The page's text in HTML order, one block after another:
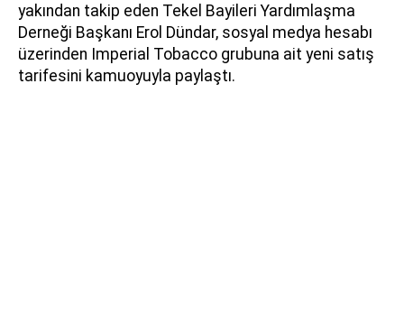
yakından takip eden Tekel Bayileri Yardımlaşma
Derneği Başkanı Erol Dündar, sosyal medya hesabı
üzerinden Imperial Tobacco grubuna ait yeni satış
tarifesini kamuoyuyla paylaştı.